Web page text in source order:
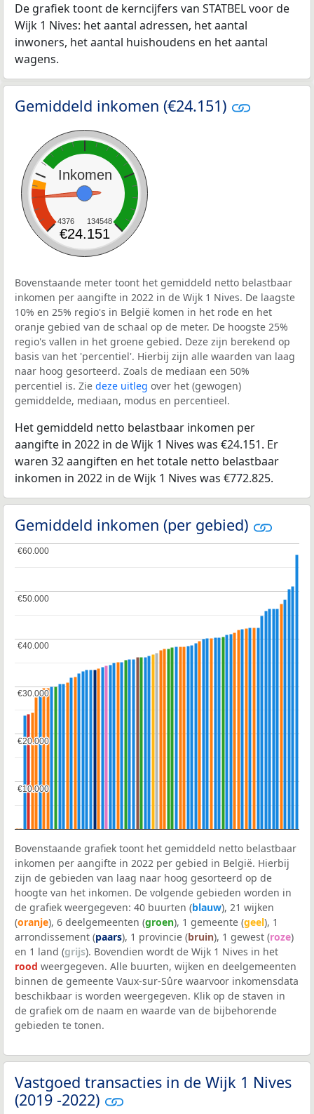
De grafiek toont de kerncijfers van STATBEL voor de
Wijk 1 Nives: het aantal adressen, het aantal
inwoners, het aantal huishoudens en het aantal
wagens.
Gemiddeld inkomen (€24.151)
Inkomen
4376 134548
€24.151
Bovenstaande meter toont het gemiddeld netto belastbaar
inkomen per aangifte in 2022 in de Wijk 1 Nives. De laagste
10% en 25% regio's in België komen in het rode en het
oranje gebied van de schaal op de meter. De hoogste 25%
regio's vallen in het groene gebied. Deze zijn berekend op
basis van het 'percentiel'. Hierbij zijn alle waarden van laag
naar hoog gesorteerd. Zoals de mediaan een 50%
percentiel is. Zie deze uitleg over het (gewogen)
gemiddelde, mediaan, modus en percentieel.
Het gemiddeld netto belastbaar inkomen per
aangifte in 2022 in de Wijk 1 Nives was €24.151. Er
waren 32 aangiften en het totale netto belastbaar
inkomen in 2022 in de Wijk 1 Nives was €772.825.
Gemiddeld inkomen (per gebied)
€10.000
€10.000
€20.000
€20.000
€30.000
€30.000
€40.000
€40.000
€50.000
€50.000
€60.000
€60.000
Bovenstaande grafiek toont het gemiddeld netto belastbaar
inkomen per aangifte in 2022 per gebied in België. Hierbij
zijn de gebieden van laag naar hoog gesorteerd op de
hoogte van het inkomen. De volgende gebieden worden in
de grafiek weergegeven: 40 buurten (blauw), 21 wijken
(oranje), 6 deelgemeenten (groen), 1 gemeente (geel), 1
arrondissement (paars), 1 provincie (bruin), 1 gewest (roze)
en 1 land (grijs). Bovendien wordt de Wijk 1 Nives in het
rood weergegeven. Alle buurten, wijken en deelgemeenten
binnen de gemeente Vaux-sur-Sûre waarvoor inkomensdata
beschikbaar is worden weergegeven. Klik op de staven in
de grafiek om de naam en waarde van de bijbehorende
gebieden te tonen.
Vastgoed transacties in de Wijk 1 Nives
(2019 -2022)